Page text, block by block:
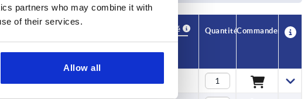
partners who may combine it with
of their services.
Allow all
H H1
Disponibilité
Prix
QuantitéCommander